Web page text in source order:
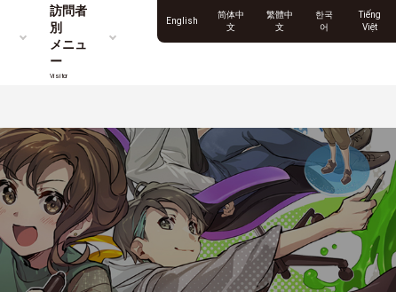
訪問者
別
メニュ
ー
Visitor
English
简体中
文
繁體中
文
한국
어
Tiếng
Việt